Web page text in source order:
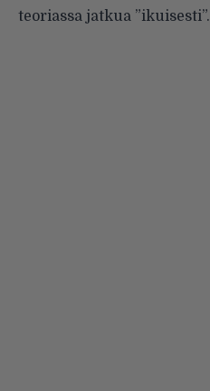
teoriassa jatkua ”ikuisesti”.